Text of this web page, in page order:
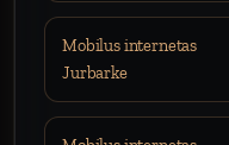
Mobilus internetas
Jurbarke